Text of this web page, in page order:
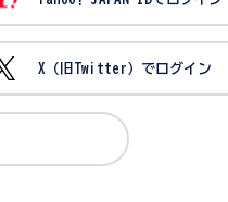
X（旧Twitter）でログイン